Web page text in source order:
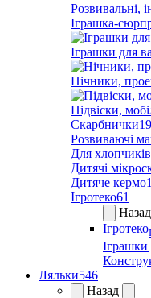
Розвивальні,
Іграшка-
Іграшки для
Нічники,
Підвіски,
Скарбнички19
Розвиваючі
Для хлопчиків
Дитячі
Дитяче кермо
Ігротеко61
Назад
Ігротеко
Іграшки
Ляльки546
Назад